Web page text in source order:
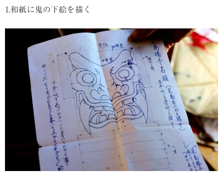
1.和紙に鬼の下絵を描く